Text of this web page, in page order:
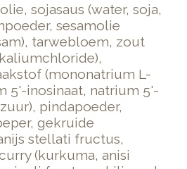
sojasaus (water, soja,
sesamolie
tarwebloem, zout
(mononatrium L-
5'-inosinaat, natrium 5'-
pindapoeder,
gekruide
stellati fructus,
(kurkuma, anisi